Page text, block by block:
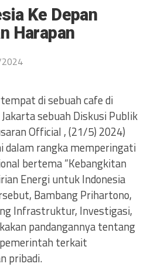
Ke Depan
Harapan
di sebuah cafe di
sebuah Diskusi Publik
Official , (21/5) 2024)
dalam rangka memperingati
bertema “Kebangkitan
Energi untuk Indonesia
Bambang Prihartono,
Infrastruktur, Investigasi,
pandangannya tentang
terkait
pribadi.